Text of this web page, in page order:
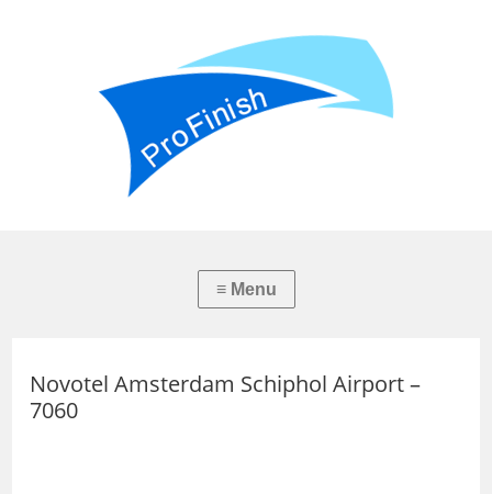
Novotel Amsterdam Schiphol Airport –
7060